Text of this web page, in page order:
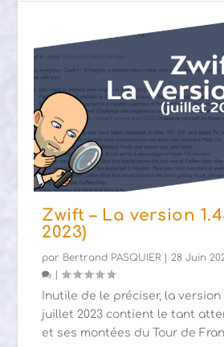
Zwift – La version
2023)
par Bertrand PASQUIER | 28 Juin
|
Inutile de le préciser, la version
juillet 2023 contient le tant
et ses montées du Tour de